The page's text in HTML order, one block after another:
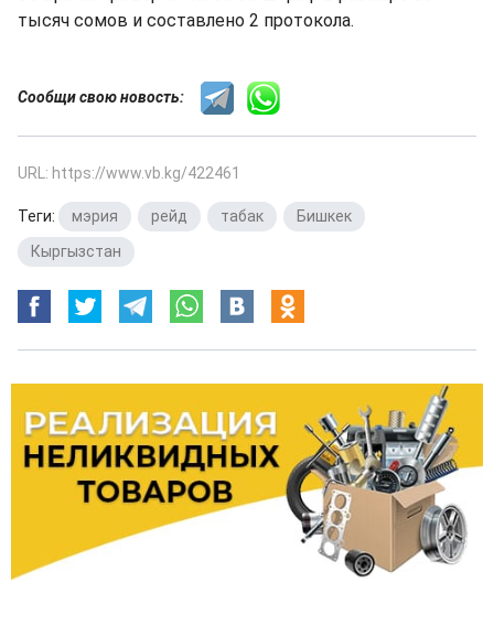
тысяч сомов и составлено 2 протокола.
Сообщи свою новость:
URL: https://www.vb.kg/422461
Теги: мэрия рейд табак Бишкек
Кыргызстан